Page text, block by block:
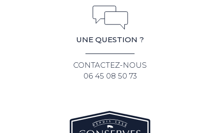
UNE QUESTION ?
CONTACTEZ-NOUS
06 45 08 50 73